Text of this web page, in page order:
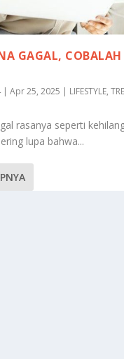
GAGAL,
|Apr 25, 2025 | LIFESTYLE,
rasanya seperti
lupa bahwa...